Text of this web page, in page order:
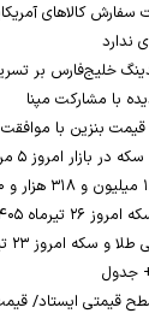
سفارش کالاهای
ندارد
خلیج‌فارس بر
با مشارکت مپنا
۱۴۰۵/ جدول
جدول